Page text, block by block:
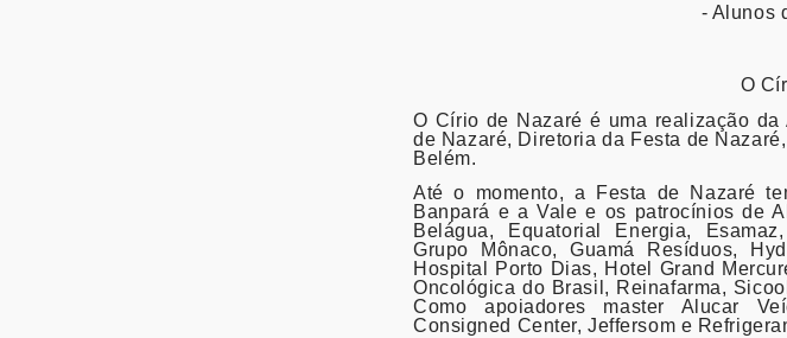
- Alunos
O
O Círio de Nazaré é uma realização
de Nazaré, Diretoria da Festa de
Belém.
Até o momento, a Festa de Nazaré
Banpará e a Vale e os patrocínios de
Belágua, Equatorial Energia,
Grupo Mônaco, Guamá Resíduos,
Hospital Porto Dias, Hotel Grand
Oncológica do Brasil, Reinafarma,
Como apoiadores master Alucar
Consigned Center, Jeffersom e